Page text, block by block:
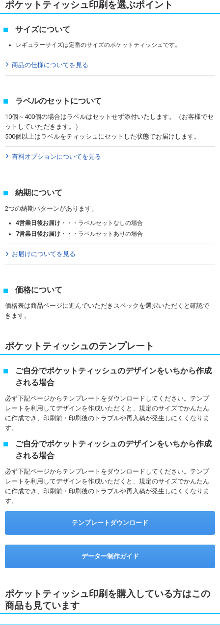
ポケットティッシュ印刷を選ぶポイント
サイズについて
レギュラーサイズは定番のサイズのポケットティッシュです。
商品の仕様についてを見る
ラベルのセットについて
10個～400個の場合はラベルはセットせず添付いたします。（お客様でセ
ットしていただきます。）
500個以上はラベルをティッシュにセットした状態でお届けします。
有料オプションについてを見る
納期について
2つの納期パターンがあります。
4営業日後お届け・・・ラベルセットなしの場合
7営業日後お届け・・・ラベルセットありの場合
お届けについてを見る
価格について
価格表は商品ページに進んでいただきスペックを選択いただくと確認で
きます。
ポケットティッシュのテンプレート
ご自分でポケットティッシュのデザインをいちから作成
される場合
必ず下記ページからテンプレートをダウンロードしてください。テンプ
レートを利用してデザインを作成いただくと、規定のサイズでかんたん
に作成でき、印刷前・印刷後のトラブルや再入稿が発生しにくくなりま
す。
ご自分でポケットティッシュのデザインをいちから作成
される場合
必ず下記ページからテンプレートをダウンロードしてください。テンプ
レートを利用してデザインを作成いただくと、規定のサイズでかんたん
に作成でき、印刷前・印刷後のトラブルや再入稿が発生しにくくなりま
す。
テンプレートダウンロード
データー制作ガイド
ポケットティッシュ印刷を購入している方はこの
商品も見ています